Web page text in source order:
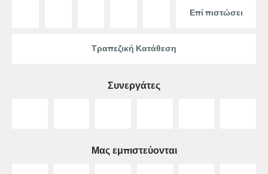
Επί πιστώσει
Τραπεζική Κατάθεση
Συνεργάτες
Μας εμπιστεύονται